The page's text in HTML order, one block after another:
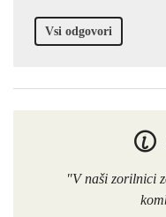
Vsi odgovori
"V naši zorilnici